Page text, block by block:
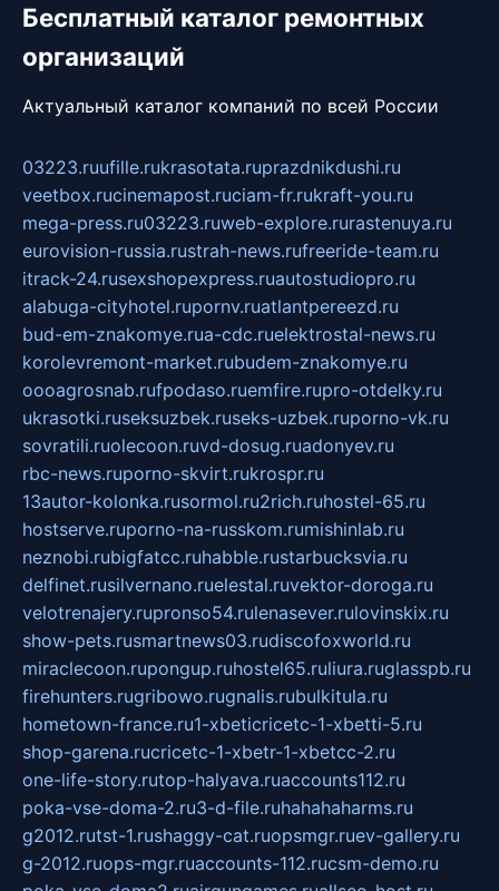
Бесплатный каталог ремонтных
организаций
Актуальный каталог компаний по всей России
03223.ruufille.rukrasotata.ruprazdnikdushi.ru
veetbox.rucinemapost.ruciam-fr.rukraft-you.ru
mega-press.ru03223.ruweb-explore.rurastenuya.ru
eurovision-russia.rustrah-news.rufreeride-team.ru
itrack-24.rusexshopexpress.ruautostudiopro.ru
alabuga-cityhotel.rupornv.ruatlantpereezd.ru
bud-em-znakomye.rua-cdc.ruelektrostal-news.ru
korolevremont-market.rubudem-znakomye.ru
oooagrosnab.rufpodaso.ruemfire.rupro-otdelky.ru
ukrasotki.ruseksuzbek.ruseks-uzbek.ruporno-vk.ru
sovratili.ruolecoon.ruvd-dosug.ruadonyev.ru
rbc-news.ruporno-skvirt.rukrospr.ru
13autor-kolonka.rusormol.ru2rich.ruhostel-65.ru
hostserve.ruporno-na-russkom.rumishinlab.ru
neznobi.rubigfatcc.ruhabble.rustarbucksvia.ru
delfinet.rusilvernano.ruelestal.ruvektor-doroga.ru
velotrenajery.rupronso54.rulenasever.rulovinskix.ru
show-pets.rusmartnews03.rudiscofoxworld.ru
miraclecoon.rupongup.ruhostel65.ruliura.ruglasspb.ru
firehunters.rugribowo.rugnalis.rubulkitula.ru
hometown-france.ru1-xbeticricetc-1-xbetti-5.ru
shop-garena.rucricetc-1-xbetr-1-xbetcc-2.ru
one-life-story.rutop-halyava.ruaccounts112.ru
poka-vse-doma-2.ru3-d-file.ruhahahaharms.ru
g2012.rutst-1.rushaggy-cat.ruopsmgr.ruev-gallery.ru
g-2012.ruops-mgr.ruaccounts-112.rucsm-demo.ru